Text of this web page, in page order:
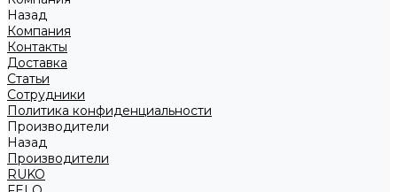
Назад
Компания
Контакты
Доставка
Статьи
Сотрудники
Политика конфиденциальности
Производители
Назад
Производители
RUKO